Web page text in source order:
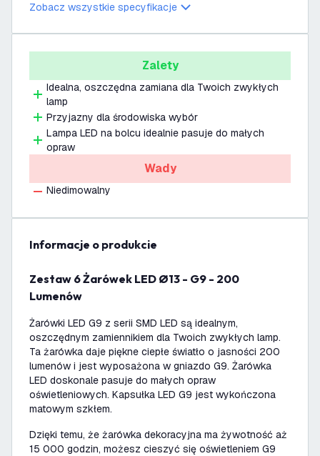
Zobacz wszystkie specyfikacje
Zalety
Idealna, oszczędna zamiana dla Twoich zwykłych
lamp
Przyjazny dla środowiska wybór
Lampa LED na bolcu idealnie pasuje do małych
opraw
Wady
Niedimowalny
informacje o produkcie
Zestaw 6 Żarówek LED Ø13 - G9 - 200
Lumenów
Żarówki LED G9 z serii SMD LED są idealnym,
oszczędnym zamiennikiem dla Twoich zwykłych lamp.
Ta żarówka daje piękne ciepłe światło o jasności 200
lumenów i jest wyposażona w gniazdo G9. Żarówka
LED doskonale pasuje do małych opraw
oświetleniowych. Kapsułka LED G9 jest wykończona
matowym szkłem.
Dzięki temu, że żarówka dekoracyjna ma żywotność aż
15 000 godzin, możesz cieszyć się oświetleniem G9